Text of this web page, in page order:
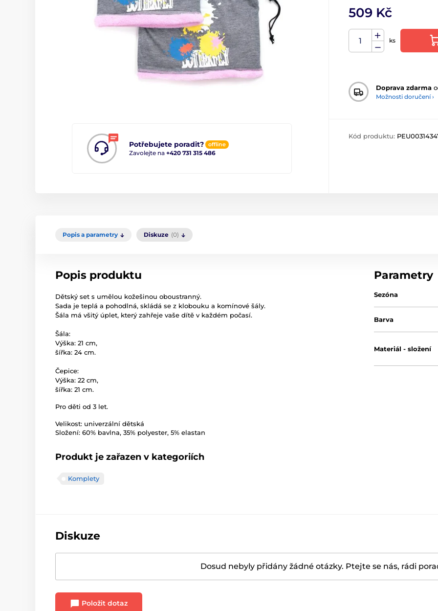
Potřebujete poradit? offline
Zavolejte na +420 731 315 486
509 Kč
ks
Doprava zdarma
Možnosti doručení ›
Kód produktu:
Popis a parametry Diskuze (0)
Popis produktu
Dětský set s umělou kožešinou oboustranný.
Sada je teplá a pohodlná, skládá se z klobouku a komínové šály.
Šála má všitý úplet, který zahřeje vaše dítě v každém počasí.
Šála:
Výška: 21 cm,
šířka: 24 cm.
Čepice:
Výška: 22 cm,
šířka: 21 cm.
Pro děti od 3 let.
Velikost: univerzální dětská
Složení: 60% bavlna, 35% polyester, 5% elastan
Produkt je zařazen v kategoriích
Komplety
Parametry
Sezóna
Barva
Materiál - složení
Diskuze
Dosud nebyly přidány žádné otázky. Ptejte se nás, rádi
Položit dotaz